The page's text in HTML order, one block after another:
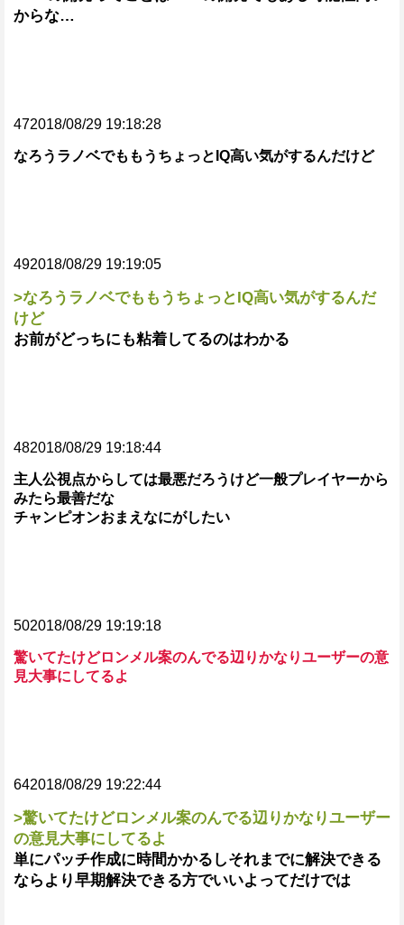
からな…
472018/08/29 19:18:28
なろうラノベでももうちょっとIQ高い気がするんだけど
492018/08/29 19:19:05
>なろうラノベでももうちょっとIQ高い気がするんだ
けど
お前がどっちにも粘着してるのはわかる
482018/08/29 19:18:44
主人公視点からしては最悪だろうけど一般プレイヤーから
みたら最善だな
チャンピオンおまえなにがしたい
502018/08/29 19:19:18
驚いてたけどロンメル案のんでる辺りかなりユーザーの意
見大事にしてるよ
642018/08/29 19:22:44
>驚いてたけどロンメル案のんでる辺りかなりユーザー
の意見大事にしてるよ
単にパッチ作成に時間かかるしそれまでに解決できる
ならより早期解決できる方でいいよってだけでは